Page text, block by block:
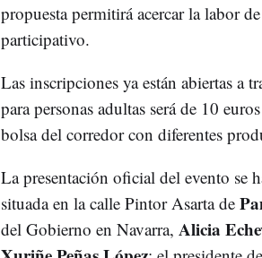
propuesta permitirá acercar la labor
participativo.
Las inscripciones ya están abiertas a
para personas adultas será de 10
bolsa del corredor con diferentes
La presentación oficial del evento se
situada en la calle Pintor Asarta de
del Gobierno en Navarra, Alicia